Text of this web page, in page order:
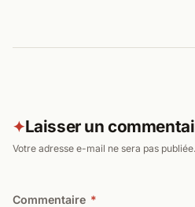
✦Laisser un
Votre adresse e-mail ne sera pas publiée.
Commentaire *